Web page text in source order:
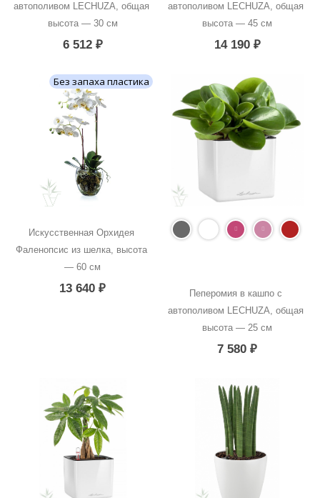
автополивом LECHUZA, общая
высота — 30 см
6 512 ₽
автополивом LECHUZA, общая
высота — 45 см
14 190 ₽
Без запаха пластика
Искусственная Орхидея
Фаленопсис из шелка, высота
— 60 см
13 640₽
Пеперомия в кашпо с
автополивом LECHUZA, общая
высота — 25 см
7 580₽